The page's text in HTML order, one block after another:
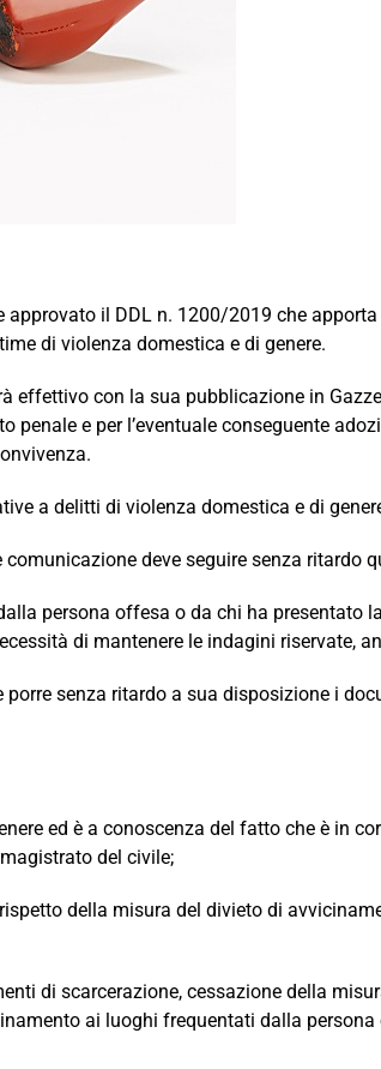
il DDL n. 1200/2019 che
di violenza domestica e di genere.
effettivo con la sua pubblicazione in
e per l’eventuale conseguente
a delitti di violenza domestica e di
deve seguire senza ritardo
persona offesa o da chi ha presentato
di mantenere le indagini riservate,
senza ritardo a sua disposizione i
ed è a conoscenza del fatto che è in
del civile;
della misura del divieto di
di scarcerazione, cessazione della
ai luoghi frequentati dalla